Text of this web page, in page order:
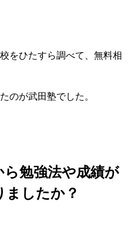
をひたすら調べて、無料相
のが武田塾でした。
勉強法や成績が
ましたか？